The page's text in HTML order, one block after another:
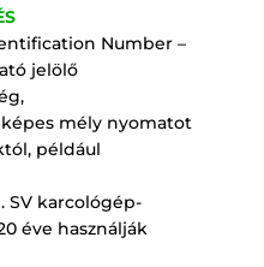
Number –
jelölő
mély nyomatot
például
SV karcológép-
éve használják